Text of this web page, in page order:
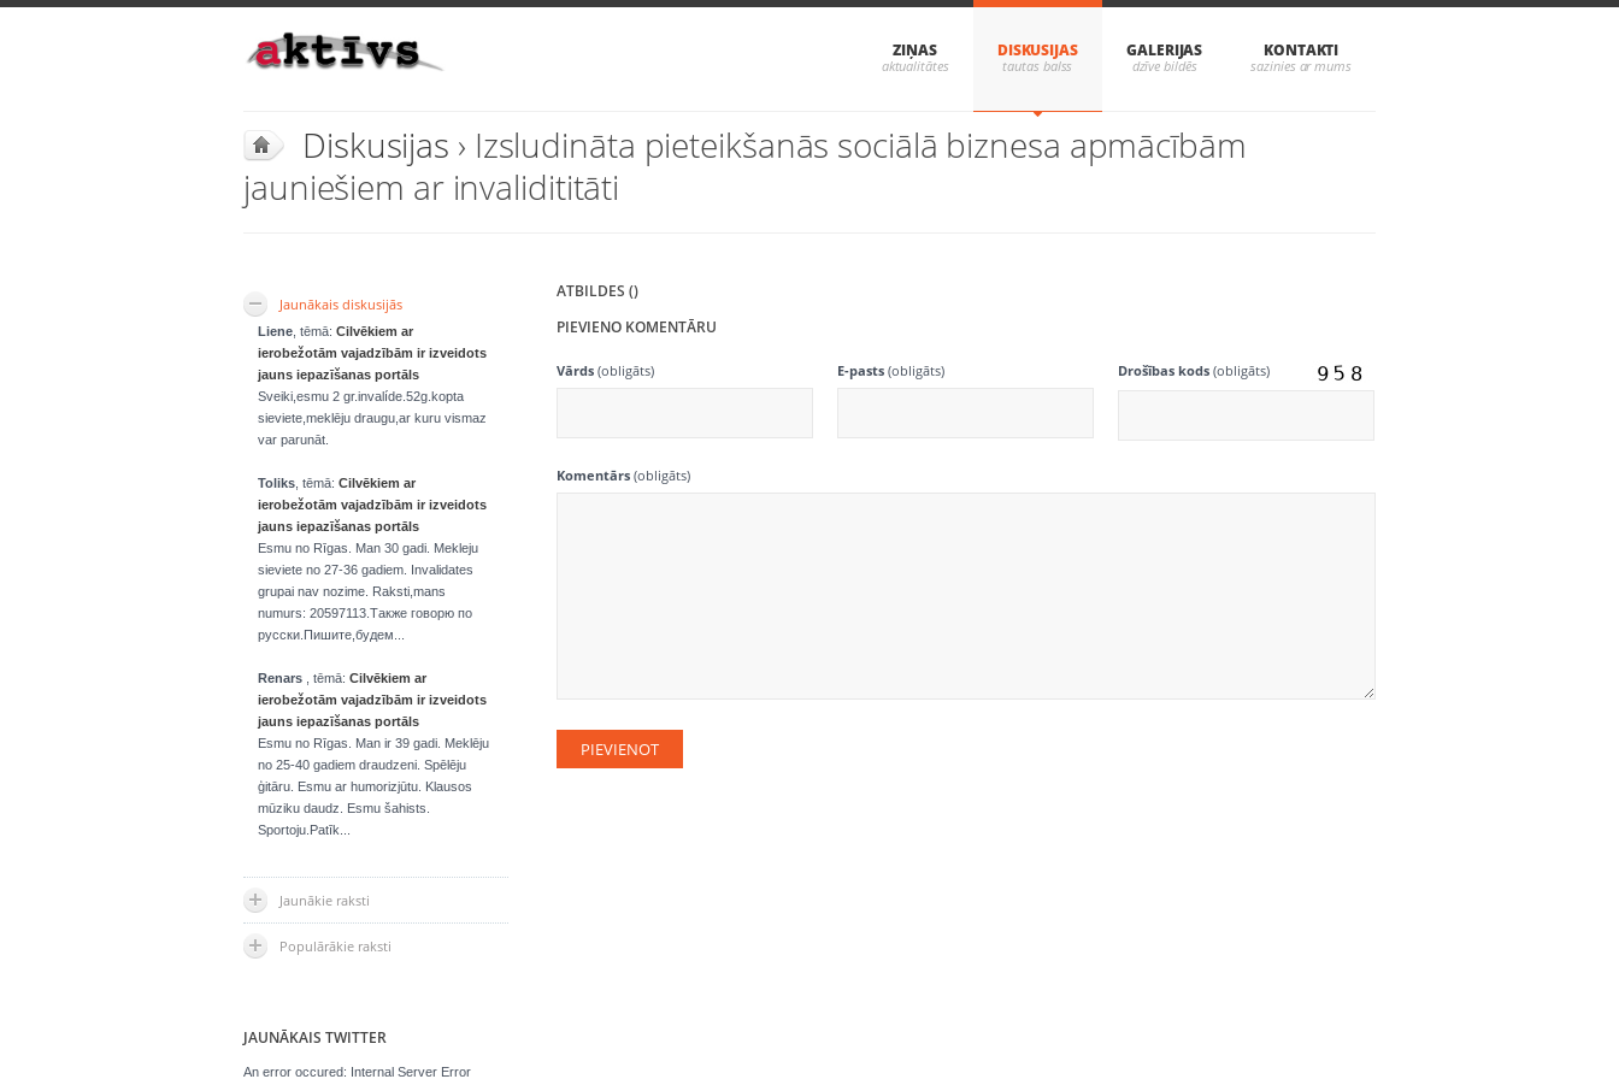
ZIŅAS DISKUSIJAS GALERIJAS KONTAKTI
Diskusijas › Izsludināta pieteikšanās sociālā biznesa apmācībām
jauniešiem ar invalidititāti
ATBILDES ()
PIEVIENO KOMENTĀRU
Vārds (obligāts) E-pasts (obligāts) Drošības kods (obligāts)
Komentārs (obligāts)
Jaunākais diskusijās
Liene , tēmā: Cilvēkiem ar
ierobežotām vajadzībām ir izveidots
jauns iepazīšanas portāls
Sveiki,esmu 2 gr.invalíde.52g.kopta
sieviete,meklēju draugu,ar kuru vismaz
var parunāt.
Toliks , tēmā: Cilvēkiem ar
ierobežotām vajadzībām ir izveidots
jauns iepazīšanas portāls
Esmu no Rīgas. Man 30 gadi. Mekleju
sieviete no 27-36 gadiem. Invalidates
grupai nav nozime. Raksti,mans
numurs: 20597113.Также говорю по
русски.Пишите,будем...
Renars , tēmā: Cilvēkiem ar
ierobežotām vajadzībām ir izveidots
jauns iepazīšanas portāls
Esmu no Rīgas. Man ir 39 gadi. Meklēju
no 25-40 gadiem draudzeni. Spēlēju
ģitāru. Esmu ar humorizjūtu. Klausos
mūziku daudz. Esmu šahists.
Sportoju.Patīk...
Jaunākie raksti
Populārākie raksti
JAUNĀKAIS TWITTER
An error occured: Internal Server Error